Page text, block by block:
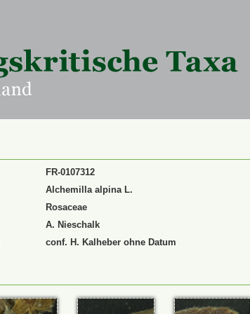
FR-0107312
Alchemilla alpina L.
Rosaceae
A. Nieschalk
conf. H. Kalheber ohne Datum